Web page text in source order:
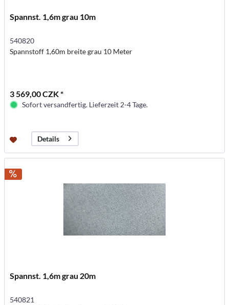
Spannst. 1,6m grau 10m
540820
Spannstoff 1,60m breite grau 10 Meter
3 569,00 CZK *
Sofort versandfertig. Lieferzeit 2-4 Tage.
Details
Spannst. 1,6m grau 20m
540821